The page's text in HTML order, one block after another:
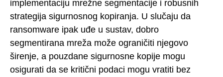
implementaciju mrežne segmentacije i robusnih
strategija sigurnosnog kopiranja. U slučaju da
ransomware ipak uđe u sustav, dobro
segmentirana mreža može ograničiti njegovo
širenje, a pouzdane sigurnosne kopije mogu
osigurati da se kritični podaci mogu vratiti bez